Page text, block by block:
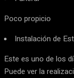
Poco propicio
Instalación de
Este es uno de los
Puede ver la